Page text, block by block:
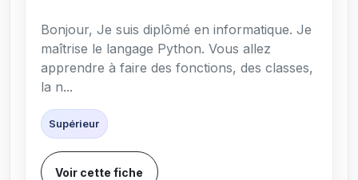
Bonjour, Je suis diplômé en informatique. Je
maîtrise le langage Python. Vous allez
apprendre à faire des fonctions, des classes,
la n...
Supérieur
Voir cette fiche